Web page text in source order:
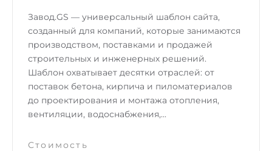
Завод.GS — универсальный шаблон сайта,
созданный для компаний, которые занимаются
производством, поставками и продажей
строительных и инженерных решений.
Шаблон охватывает десятки отраслей: от
поставок бетона, кирпича и пиломатериалов
до проектирования и монтажа отопления,
вентиляции, водоснабжения,...
Стоимость